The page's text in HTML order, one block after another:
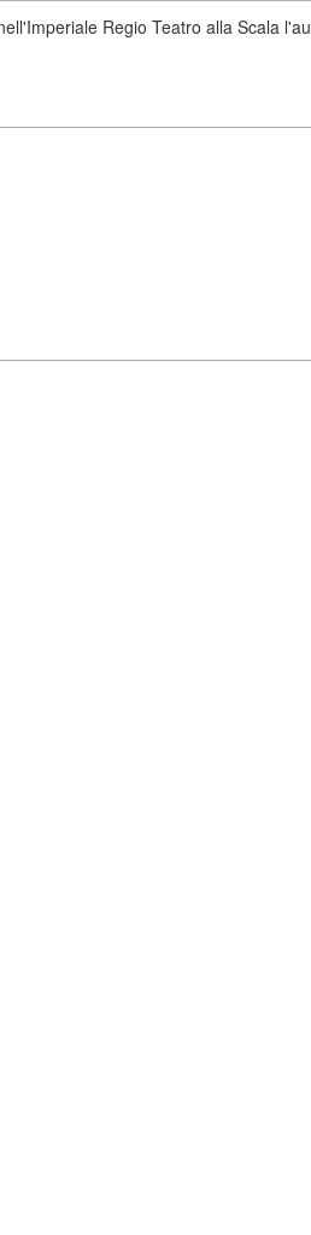
Regio Teatro alla Scala